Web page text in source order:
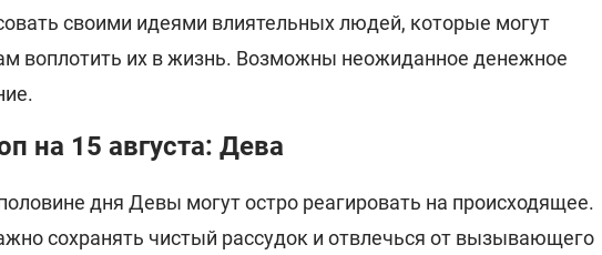
своими идеями влиятельных людей, которые могут
воплотить их в жизнь. Возможны неожиданное денежное
на 15 августа: Дева
дня Девы могут остро реагировать на происходящее.
сохранять чистый рассудок и отвлечься от вызывающего